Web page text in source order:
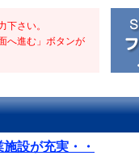
下さい。
へ進む」ボタンが
設が充実・・